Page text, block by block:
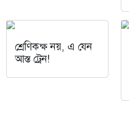
শ্রেণিকক্ষ নয়, এ যেন
আস্ত ট্রেন!